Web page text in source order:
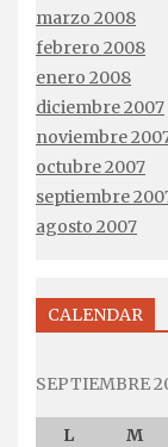
marzo 2008
febrero 2008
enero 2008
diciembre 2007
noviembre
octubre 2007
septiembre
agosto 2007
CALENDAR
SEPTIEMBRE
L M